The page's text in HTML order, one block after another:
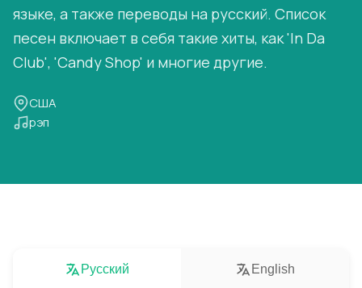
языке, а также переводы на русский. Список
песен включает в себя такие хиты, как 'In Da
Club', 'Candy Shop' и многие другие.
США
рэп
Русский English